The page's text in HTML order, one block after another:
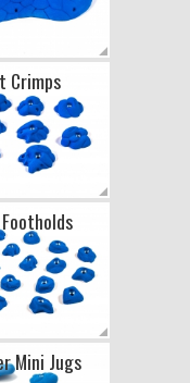
Crimps
Mini Jugs